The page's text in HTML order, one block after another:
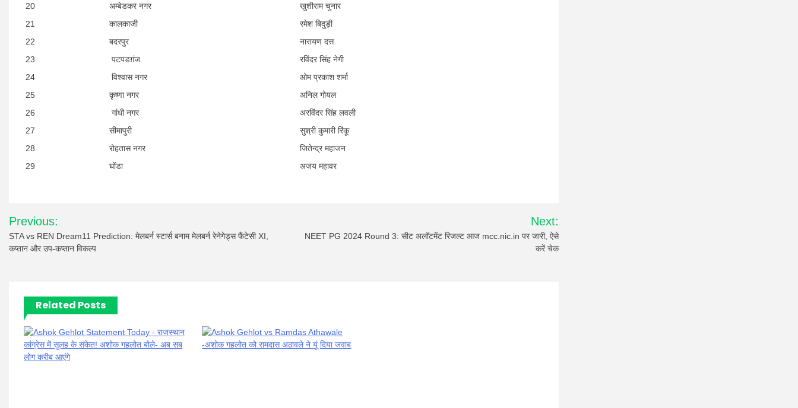
20
अम्बेडकर नगर
खुशीराम चुनार
21
कालकाजी
रमेश बिदुड़ी
22
बदरपुर
नारायण दत्त
23
पटपडग़ंज
रविंदर सिंह नेगी
24
विश्वास नगर
ओम प्रकाश शर्मा
25
कृष्णा नगर
अनिल गोयल
26
गांधी नगर
अरविंदर सिंह लवली
27
सीमापुरी
सुश्री कुमारी रिंकू
28
रोहतास नगर
जितेन्द्र महाजन
29
घोंडा अजय महावर
Post
navigation
Previous:
STA vs REN Dream11 Prediction: मेलबर्न स्टार्स बनाम मेलबर्न रेनेगेड्स फैंटेसी XI,
कप्तान और उप-कप्तान विकल्प
Next:
NEET PG 2024 Round 3: सीट अलॉटमेंट रिजल्ट आज mcc.nic.in पर जारी, ऐसे
करें चेक
Related Posts